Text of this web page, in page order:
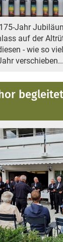
Jahr
auf der
- wie so
verschieben...